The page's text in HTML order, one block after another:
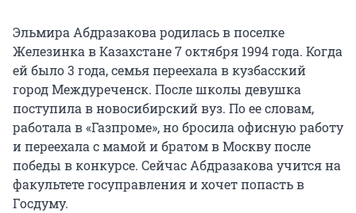
Эльмира Абдразакова родилась в поселке
Железинка в Казахстане 7 октября 1994 года. Когда
ей было 3 года, семья переехала в кузбасский
город Междуреченск. После школы девушка
поступила в новосибирский вуз. По ее словам,
работала в «Газпроме», но бросила офисную работу
и переехала с мамой и братом в Москву после
победы в конкурсе. Сейчас Абдразакова учится на
факультете госуправления и хочет попасть в
Госдуму.